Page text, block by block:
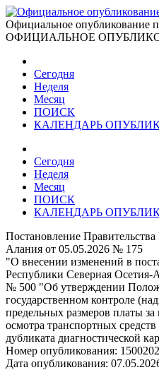
Официальное опубликование
ОФИЦИАЛЬНОЕ
Сегодня
Неделя
Месяц
ПОИСК
КАЛЕНДАРЬ
Сегодня
Неделя
Месяц
ПОИСК
КАЛЕНДАРЬ
Постановление
Алания от 05.05.2026 № 175
"О внесении изменений в
Республики Северная Осетия-
№ 500 "Об утверждении
государственном контроле
предельных размеров платы за
осмотра транспортных
дубликата диагностической
Номер опубликования:
Дата опубликования: